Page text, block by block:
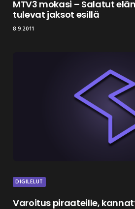
MTV3 mokasi – Salatut
tulevat jaksot esillä
8.9.2011
DIGILELUT
Varoitus piraateille,